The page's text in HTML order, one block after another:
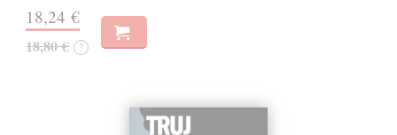
18,24 €
18,80 € ?